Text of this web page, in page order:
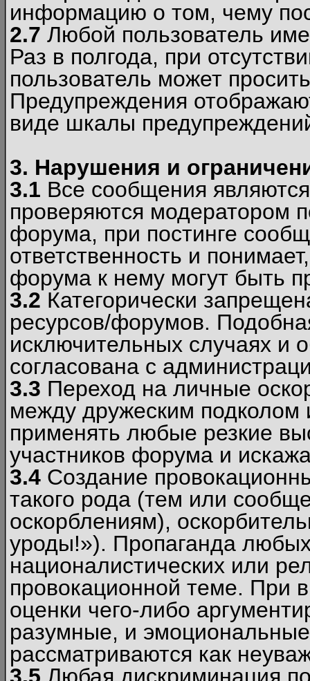
информацию о том, чему
2.7 Любой пользователь
Раз в полгода, при
пользователь может
Предупреждения
виде шкалы
3. Нарушения и
3.1 Все сообщения
проверяются модератором
форума, при постинге
ответственность и
форума к нему могут быть
3.2 Категорически
ресурсов/форумов.
исключительных случаях и
согласована с
3.3 Переход на личные
между дружеским
применять любые резкие
участников форума и
3.4 Создание
такого рода (тем или
оскорблениям),
уроды!»). Пропаганда
националистических или
провокационной теме. При
оценки чего-либо
разумные, и
рассматриваются как